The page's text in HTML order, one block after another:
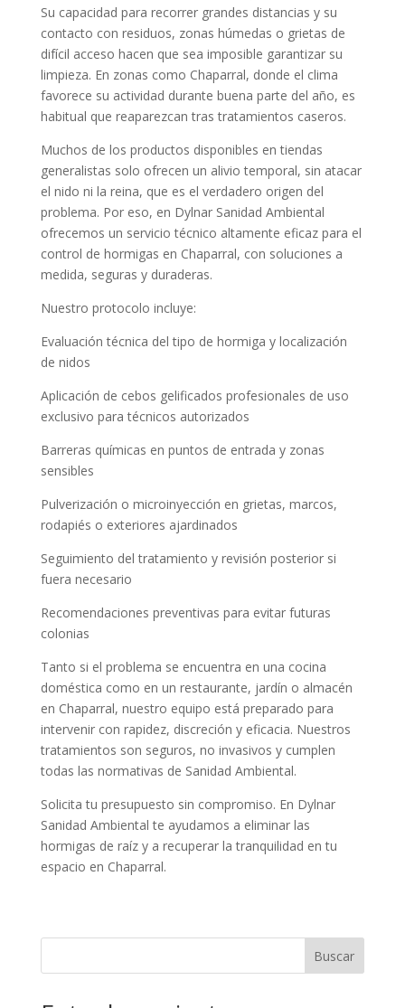
Su capacidad para recorrer grandes distancias y su
contacto con residuos, zonas húmedas o grietas de
difícil acceso hacen que sea imposible garantizar su
limpieza. En zonas como Chaparral, donde el clima
favorece su actividad durante buena parte del año, es
habitual que reaparezcan tras tratamientos caseros.
Muchos de los productos disponibles en tiendas
generalistas solo ofrecen un alivio temporal, sin atacar
el nido ni la reina, que es el verdadero origen del
problema. Por eso, en Dylnar Sanidad Ambiental
ofrecemos un servicio técnico altamente eficaz para el
control de hormigas en Chaparral, con soluciones a
medida, seguras y duraderas.
Nuestro protocolo incluye:
Evaluación técnica del tipo de hormiga y localización
de nidos
Aplicación de cebos gelificados profesionales de uso
exclusivo para técnicos autorizados
Barreras químicas en puntos de entrada y zonas
sensibles
Pulverización o microinyección en grietas, marcos,
rodapiés o exteriores ajardinados
Seguimiento del tratamiento y revisión posterior si
fuera necesario
Recomendaciones preventivas para evitar futuras
colonias
Tanto si el problema se encuentra en una cocina
doméstica como en un restaurante, jardín o almacén
en Chaparral, nuestro equipo está preparado para
intervenir con rapidez, discreción y eficacia. Nuestros
tratamientos son seguros, no invasivos y cumplen
todas las normativas de Sanidad Ambiental.
Solicita tu presupuesto sin compromiso. En Dylnar
Sanidad Ambiental te ayudamos a eliminar las
hormigas de raíz y a recuperar la tranquilidad en tu
espacio en Chaparral.
Buscar